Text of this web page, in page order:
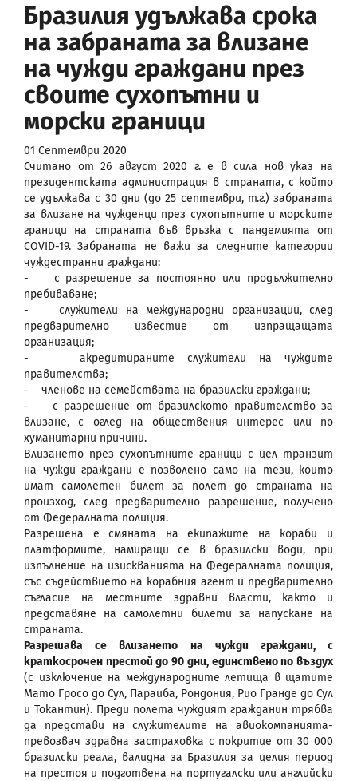
Бразилия удължава срока
на забраната за влизане
на чужди граждани през
своите сухопътни и
морски граници
01 Септември 2020
Считано от 26 август 2020 г. е в сила нов указ на
президентската администрация в страната, с който
се удължава с 30 дни (до 25 септември, т.г.) забраната
за влизане на чужденци през сухопътните и морските
граници на страната във връзка с пандемията от
COVID-19. Забраната не важи за следните категории
чуждестранни граждани:
- с разрешение за постоянно или продължително
пребиваване;
- служители на международни организации, след
предварително известие от изпращащата
организация;
- акредитираните служители на чуждите
правителства;
- членове на семействата на бразилски граждани;
- с разрешение от бразилското правителство за
влизане, с оглед на обществения интерес или по
хуманитарни причини.
Влизането през сухопътните граници с цел транзит
на чужди граждани е позволено само на тези, които
имат самолетен билет за полет до страната на
произход, след предварително разрешение, получено
от Федералната полиция.
Разрешена е смяната на екипажите на кораби и
платформите, намиращи се в бразилски води, при
изпълнение на изискванията на Федералната полиция,
със съдействието на корабния агент и предварително
съгласие на местните здравни власти, както и
представяне на самолетни билети за напускане на
страната.
Разрешава се влизането на чужди граждани, с
краткосрочен престой до 90 дни, единствено по въздух
(с изключение на международните летища в щатите
Мато Гросо до Сул, Параиба, Рондония, Рио Гранде до Сул
и Токантин). Преди полета чуждият гражданин трябва
да представи на служителите на авиокомпанията-
превозвач здравна застраховка с покритие от 30 000
бразилски реала, валидна за Бразилия за целия период
на престоя и подготвена на португалски или английски